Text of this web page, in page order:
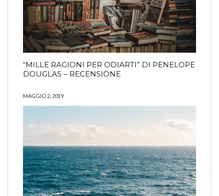
“MILLE RAGIONI PER ODIARTI” DI PENELOPE
DOUGLAS – RECENSIONE
MAGGIO 2, 2019